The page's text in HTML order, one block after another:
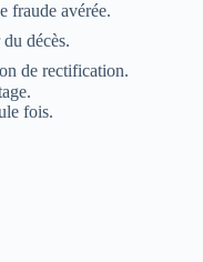
fraude avérée.
décès.
de rectification.
fois.